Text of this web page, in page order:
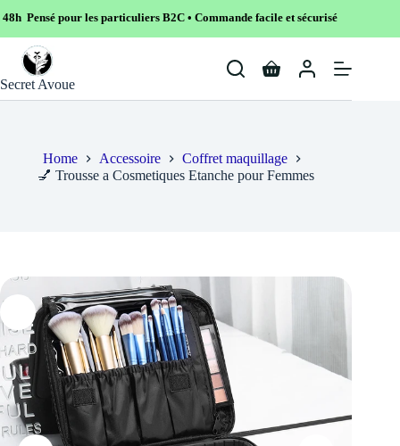
particuliers B2C • Commande facile et sécurisé
content
Secret Avoue
Shopping
Home Accessoire
Coffret maquillage
💅 Trousse a Cosmetiques Etanche pour Femmes